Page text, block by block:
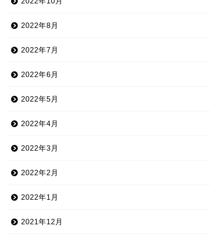
2022年8月
2022年7月
2022年6月
2022年5月
2022年4月
2022年3月
2022年2月
2022年1月
2021年12月